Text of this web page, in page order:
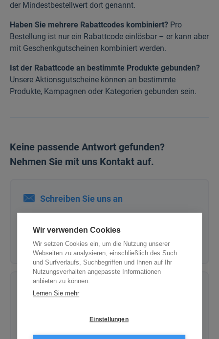
der Mindestbestellwert dort genannt.
Haben Sie mehrere Rabattcodes kombiniert? Pro
Bestellung ist nur ein Rabattcode einlösbar – er kann aber
mit Geschenkgutscheinen kombiniert werden.
Ist der Rabattcode an bestimmte Produkte gebunden?
Unsere Aktionsgutscheine können an bestimmte
Produkte, Kampagnen oder Kategorien gebunden sein.
Keine passende Antwort gefunden?
Nehmen Sie mit uns Kontakt auf.
Schreiben Sie uns an
Wir antworten innerhalb von 24 Stunden.
Kontaktformular
Rufen Sie uns an
Per Telefon helfen wir Ihnen am schnellsten
Wir verwenden Cookies
Wir setzen Cookies ein, um die Nutzung unserer
Webseiten zu analysieren, einschließlich des Such
und Surfverlaufs, Suchbegriffen und Ihnen auf Ihr
Nutzungsverhalten angepasste Informationen
anbieten zu können.
Lernen Sie mehr
Einstellungen